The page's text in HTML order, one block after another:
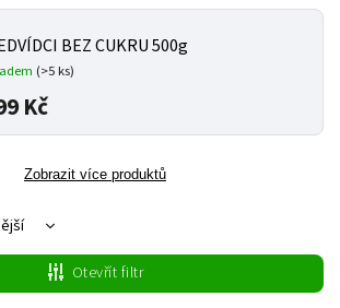
BEZ CUKRU 500g
(>5 ks)
Kč
Zobrazit více produktů
Otevřít filtr